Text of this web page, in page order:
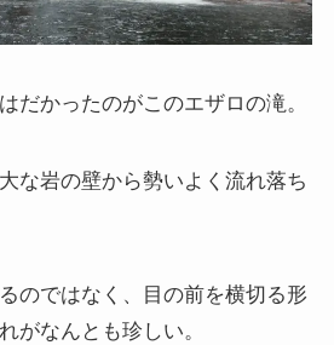
だかったのがこのエザロの滝。
な岩の壁から勢いよく流れ落ち
のではなく、目の前を横切る形
がなんとも珍しい。